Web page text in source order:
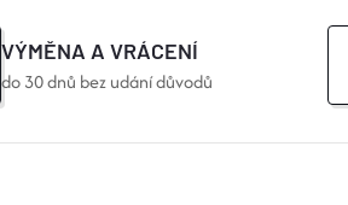
VÝMĚNA A VRÁCENÍ
do 30 dnů bez udání důvodů